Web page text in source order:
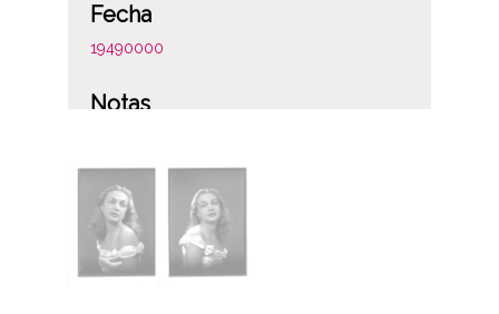
Fecha
19490000
Notas
instalado en Vitoria después de la guerra
civil. Su hermano Ramón es abogado y
separado de (la) señora Tauste".